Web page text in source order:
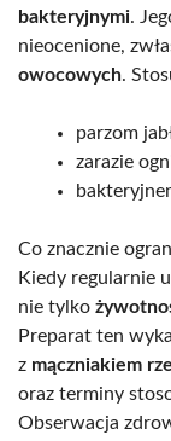
bakteryjnymi.
nieocenione,
owocowych.
parzom
zarazie
Co znacznie
Kiedy regularnie
nie tylko
Preparat ten
z mączniakiem
oraz terminy
Obserwacja